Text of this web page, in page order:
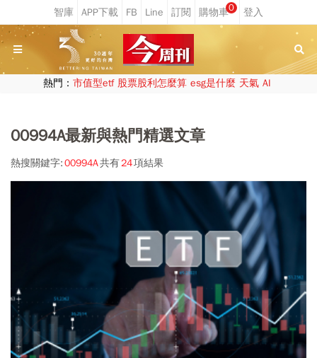
0
熱門： 市值型etf 股票股利怎麼算 esg是什麼 天氣 AI
00994A最新與熱門精選文章
熱搜關鍵字:00994A共有24項結果